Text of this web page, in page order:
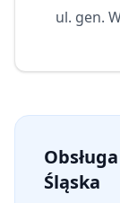
ul. gen.
Śląska